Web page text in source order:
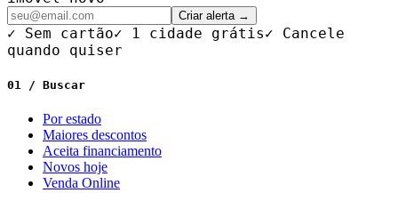
Criar alerta →
✓ Sem cartão✓ 1 cidade grátis✓ Cancele
quando quiser
01 / Buscar
Por estado
Maiores descontos
Aceita financiamento
Novos hoje
Venda Online